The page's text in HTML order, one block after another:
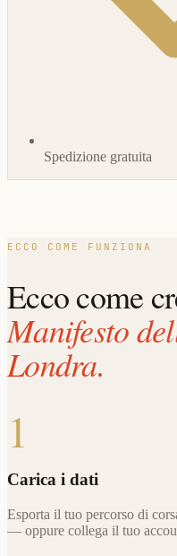
Spedizione gratuita
ECCO COME FUNZIONA
Ecco come
Manifesto
Londra.
1
Carica i dati
Esporta il tuo percorso di
— oppure collega il tuo